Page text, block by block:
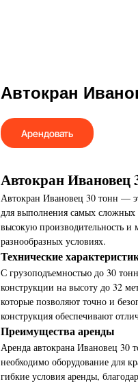
Автокран
Арендовать
Автокран Ивановец
Автокран Ивановец 30 тонн —
для выполнения самых сложных
высокую производительность и
разнообразных условиях.
Технические
С грузоподъемностью до 30
конструкции на высоту до 32
которые позволяют точно и
конструкция обеспечивают
Преимущества аренды
Аренда автокрана Ивановец 30
необходимо оборудование для
гибкие условия аренды,